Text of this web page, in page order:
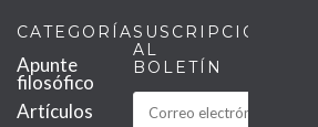
CATEGORÍAS
Apunte
filosófico
Artículos
SUSCRIPCIÓN
AL
BOLETÍN